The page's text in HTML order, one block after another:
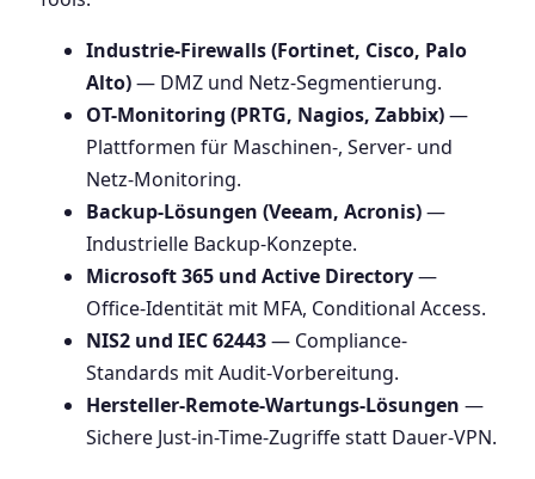
Industrie-Firewalls (Fortinet, Cisco, Palo
Alto)— DMZ und Netz-Segmentierung.
OT-Monitoring (PRTG, Nagios, Zabbix)—
Plattformen für Maschinen-, Server- und
Netz-Monitoring.
Backup-Lösungen (Veeam, Acronis)—
Industrielle Backup-Konzepte.
Microsoft 365 und Active Directory—
Office-Identität mit MFA, Conditional Access.
NIS2 und IEC 62443— Compliance-
Standards mit Audit-Vorbereitung.
Hersteller-Remote-Wartungs-Lösungen —
Sichere Just-in-Time-Zugriffe statt Dauer-VPN.